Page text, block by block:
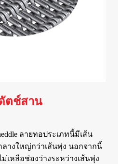
ตช์สาน
ลายทอประเภทนี้มีเส้น
างใหญ่กว่าเส้นพุ่ง นอกจากนี้
เหลือช่องว่างระหว่างเส้นพุ่ง